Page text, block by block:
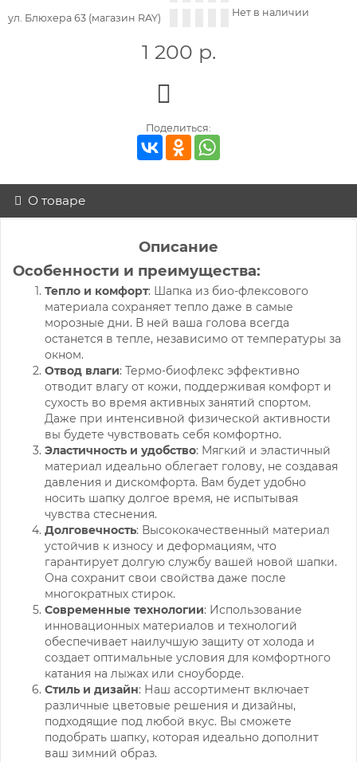
ул. Блюхера 63 (магазин RAY) Нет в наличии
1 200 р.
Поделиться:
О товаре
Описание
Особенности и преимущества:
Тепло и комфорт: Шапка из био-флексового
материала сохраняет тепло даже в самые
морозные дни. В ней ваша голова всегда
останется в тепле, независимо от температуры за
окном.
Отвод влаги: Термо-биофлекс эффективно
отводит влагу от кожи, поддерживая комфорт и
сухость во время активных занятий спортом.
Даже при интенсивной физической активности
вы будете чувствовать себя комфортно.
Эластичность и удобство: Мягкий и эластичный
материал идеально облегает голову, не создавая
давления и дискомфорта. Вам будет удобно
носить шапку долгое время, не испытывая
чувства стеснения.
Долговечность: Высококачественный материал
устойчив к износу и деформациям, что
гарантирует долгую службу вашей новой шапки.
Она сохранит свои свойства даже после
многократных стирок.
Современные технологии: Использование
инновационных материалов и технологий
обеспечивает наилучшую защиту от холода и
создает оптимальные условия для комфортного
катания на лыжах или сноуборде.
Стиль и дизайн: Наш ассортимент включает
различные цветовые решения и дизайны,
подходящие под любой вкус. Вы сможете
подобрать шапку, которая идеально дополнит
ваш зимний образ.